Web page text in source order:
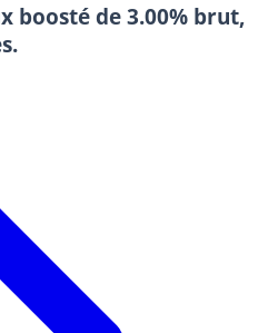
boosté de 3.00% brut,